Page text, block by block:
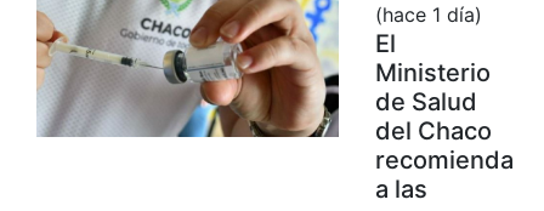
(hace 1 día)
El
Ministerio
de Salud
del Chaco
recomienda
a las